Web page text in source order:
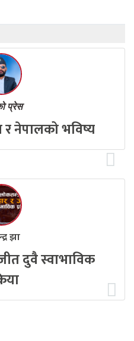
प्रेस
नेपालको भविष्य
झा
दुवै स्वाभाविक